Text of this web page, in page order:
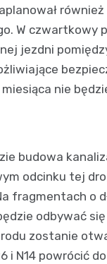
W czwartkowy
jezdni
nie
budowa
odcinku tej
fragmentach o
odbywać się
zostanie
i N14 powrócić